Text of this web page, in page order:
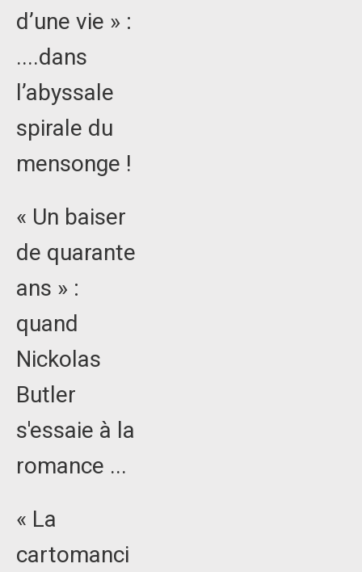
d’une vie » :
....dans
l’abyssale
spirale du
mensonge !
« Un baiser
de quarante
ans » :
quand
Nickolas
Butler
s'essaie à la
romance ...
« La
cartomanci